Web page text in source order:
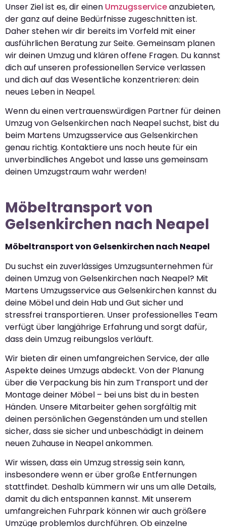
Unser Ziel ist es, dir einen Umzugsserviceanzubieten,
der ganz auf deine Bedürfnisse zugeschnitten ist.
Daher stehen wir dir bereits im Vorfeld mit einer
ausführlichen Beratung zur Seite. Gemeinsam planen
wir deinen Umzug und klären offene Fragen. Du kannst
dich auf unseren professionellen Service verlassen
und dich auf das Wesentliche konzentrieren: dein
neues Leben in Neapel.
Wenn du einen vertrauenswürdigen Partner für deinen
Umzug von Gelsenkirchen nach Neapel suchst, bist du
beim Martens Umzugsservice aus Gelsenkirchen
genau richtig. Kontaktiere uns noch heute für ein
unverbindliches Angebot und lasse uns gemeinsam
deinen Umzugstraum wahr werden!
Möbeltransport von
Gelsenkirchen nach Neapel
Möbeltransport von Gelsenkirchen nach Neapel
Du suchst ein zuverlässiges Umzugsunternehmen für
deinen Umzug von Gelsenkirchen nach Neapel? Mit
Martens Umzugsservice aus Gelsenkirchen kannst du
deine Möbel und dein Hab und Gut sicher und
stressfrei transportieren. Unser professionelles Team
verfügt über langjährige Erfahrung und sorgt dafür,
dass dein Umzug reibungslos verläuft.
Wir bieten dir einen umfangreichen Service, der alle
Aspekte deines Umzugs abdeckt. Von der Planung
über die Verpackung bis hin zum Transport und der
Montage deiner Möbel – bei uns bist du in besten
Händen. Unsere Mitarbeiter gehen sorgfältig mit
deinen persönlichen Gegenständen um und stellen
sicher, dass sie sicher und unbeschädigt in deinem
neuen Zuhause in Neapel ankommen.
Wir wissen, dass ein Umzug stressig sein kann,
insbesondere wenn er über große Entfernungen
stattfindet. Deshalb kümmern wir uns um alle Details,
damit du dich entspannen kannst. Mit unserem
umfangreichen Fuhrpark können wir auch größere
Umzüge problemlos durchführen. Ob einzelne